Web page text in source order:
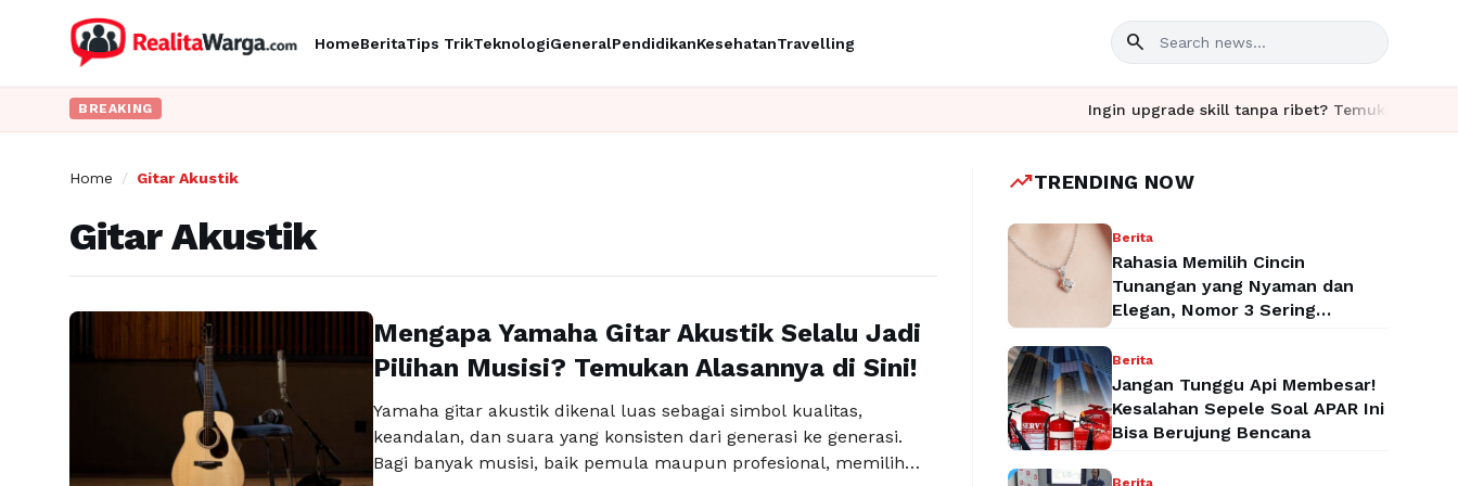
HomeBeritaTips TrikTeknologiGeneralPendidikanKesehatanTravelling search
BREAKING Ingin upgrade skill tanpa ribet? Temukan kelas seru
Home / Gitar Akustik
Gitar Akustik
Mengapa Yamaha Gitar Akustik Selalu Jadi
Pilihan Musisi? Temukan Alasannya di Sini!
Yamaha gitar akustik dikenal luas sebagai simbol kualitas,
keandalan, dan suara yang konsisten dari generasi ke generasi.
Bagi banyak musisi, baik pemula maupun profesional, memilih
trending_upTRENDING NOW
Berita
Rahasia Memilih Cincin
Tunangan yang Nyaman dan
Elegan, Nomor 3 Sering
Berita
Jangan Tunggu Api Membesar!
Kesalahan Sepele Soal APAR Ini
Bisa Berujung Bencana
Berita